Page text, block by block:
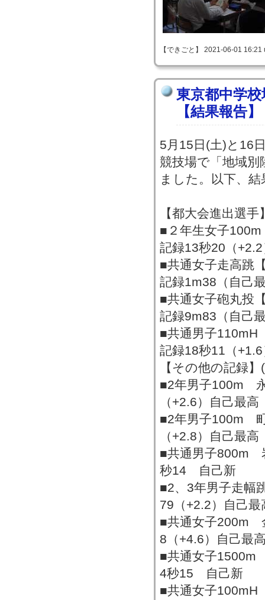
【できごと】 2021-06-01
東京都中学
【結果報告】
5月15日(土)と16
競技場で「地域別
ました。以下、
【都大会進出選
■２年生女子
記録13秒20（
■共通女子走高跳
記録1m38（自己
■共通女子砲丸投
記録9m83（自己
■共通男子110mH
記録18秒11（
【その他の記録
■2年男子100m
（+2.6）自己最高
■2年男子100m
（+2.8）自己最高
■共通男子800m
秒14 自己新
■2、3年男子走
79（+2.2）自己最
■共通女子200m
8（+4.6）自己最
■共通女子
4秒15 自己新
■共通女子